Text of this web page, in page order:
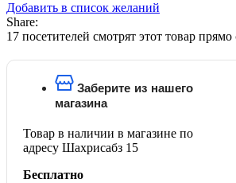
Добавить в список желаний
Share:
17 посетителей смотрят этот товар прямо
Заберите из нашего
магазина
Товар в наличии в магазине по
адресу Шахрисабз 15
Бесплатно